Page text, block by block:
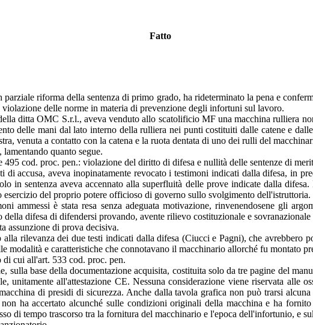
Fatto
riforma della sentenza di primo grado, ha rideterminato la pena e
delle norme in materia di prevenzione degli infortuni sul lavoro.
ditta OMC S.r.l., aveva venduto allo scatolificio MF una macchina rulliera
delle mani dal lato interno della rulliera nei punti costituiti dalle catene e
venuta a contatto con la catena e la ruota dentata di uno dei rulli del
quanto segue.
cod. proc. pen.: violazione del diritto di difesa e nullità delle sentenze di
accusa, aveva inopinatamente revocato i testimoni indicati dalla difesa, in
in sentenza aveva accennato alla superfluità delle prove indicate dalla
del proprio potere officioso di governo sullo svolgimento dell'istruttoria.
ammessi è stata resa senza adeguata motivazione, rinvenendosene gli
difesa di difendersi provando, avente rilievo costituzionale e
assunzione di prova decisiva.
rilevanza dei due testi indicati dalla difesa (Ciucci e Pagni), che avrebbero
modalità e caratteristiche che connotavano il macchinario allorché fu montato
cui all'art. 533 cod. proc. pen.
base della documentazione acquisita, costituita solo da tre pagine del
unitamente all'attestazione CE. Nessuna considerazione viene riservata alle
di presidi di sicurezza. Anche dalla tavola grafica non può trarsi
ha accertato alcunché sulle condizioni originali della macchina e ha
di tempo trascorso tra la fornitura del macchinario e l'epoca dell'infortunio, e